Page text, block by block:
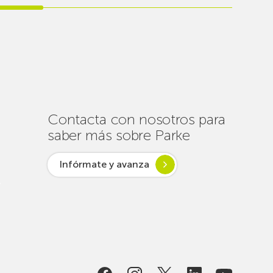
desde
realiza
garantizar
la
conectividad
en
Contacta con nosotros para
saber más sobre Parke
Infórmate y avanza